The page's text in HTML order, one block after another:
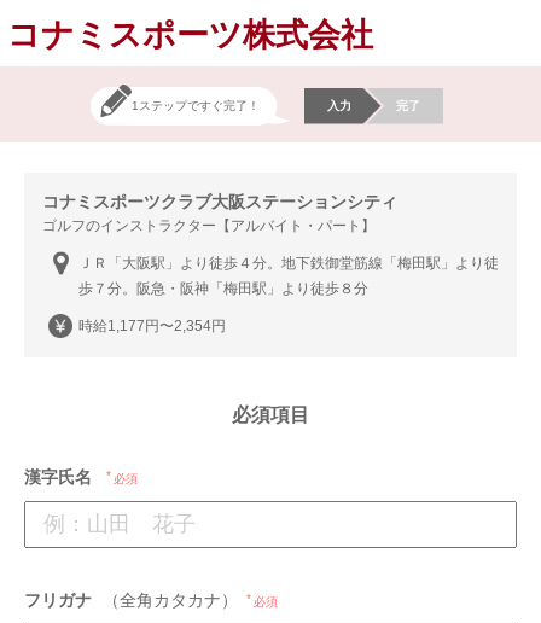
コナミスポーツ株式会社
1ステップですぐ完了！ 入力 完了
コナミスポーツクラブ大阪ステーションシティ
ゴルフのインストラクター【アルバイト・パート】
ＪＲ「大阪駅」より徒歩４分。地下鉄御堂筋線「梅田駅」より徒
歩７分。阪急・阪神「梅田駅」より徒歩８分
時給1,177円〜2,354円
必須項目
漢字氏名 必須
フリガナ （全角カタカナ） 必須